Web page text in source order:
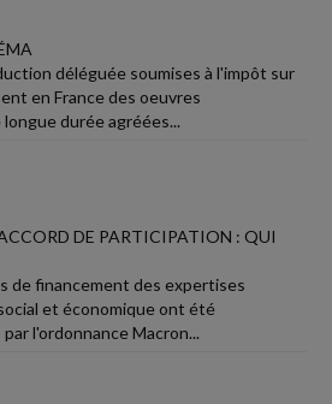
déléguée soumises à l'impôt sur
en France des oeuvres
durée agréées...
DE PARTICIPATION : QUI
de financement des expertises
et économique ont été
l'ordonnance Macron...